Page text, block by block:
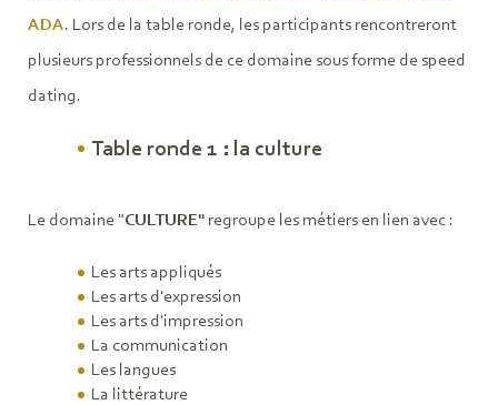
ADA. Lors de la table ronde, les participants rencontreront
plusieurs professionnels de ce domaine sous forme de speed
dating.
Table ronde 1 : la culture
Le domaine "CULTURE" regroupe les métiers en lien avec :
Les arts appliqués
Les arts d'expression
Les arts d'impression
La communication
Les langues
La littérature